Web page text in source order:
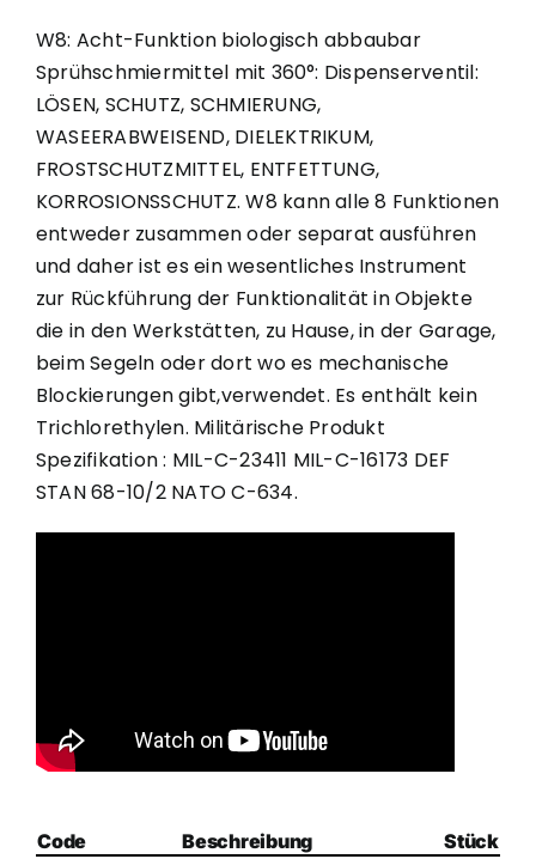
W8: Acht-Funktion biologisch abbaubar
Sprühschmiermittel mit 360°: Dispenserventil:
LÖSEN, SCHUTZ, SCHMIERUNG,
WASEERABWEISEND, DIELEKTRIKUM,
FROSTSCHUTZMITTEL, ENTFETTUNG,
KORROSIONSSCHUTZ. W8 kann alle 8 Funktionen
entweder zusammen oder separat ausführen
und daher ist es ein wesentliches Instrument
zur Rückführung der Funktionalität in Objekte
die in den Werkstätten, zu Hause, in der Garage,
beim Segeln oder dort wo es mechanische
Blockierungen gibt,verwendet. Es enthält kein
Trichlorethylen. Militärische Produkt
Spezifikation : MIL-C-23411 MIL-C-16173 DEF
STAN 68-10/2 NATO C-634.
Code Beschreibung Stück